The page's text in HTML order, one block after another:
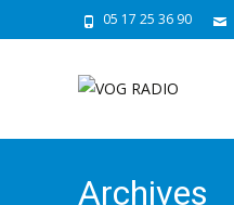
05 17 25 36 90
Archives